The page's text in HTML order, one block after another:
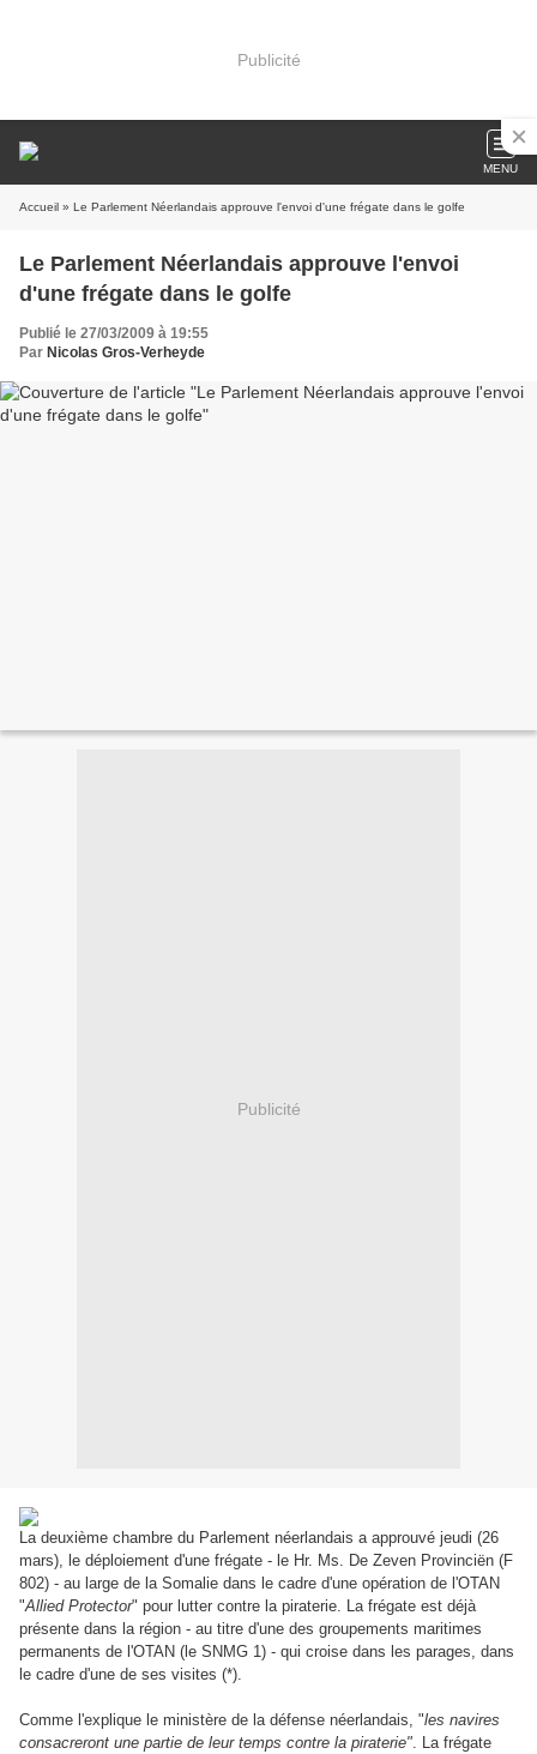
Publicité
MENU
Accueil » Le Parlement Néerlandais approuve l'envoi d'une frégate dans le golfe
Le Parlement Néerlandais approuve l'envoi
d'une frégate dans le golfe
Publié le 27/03/2009 à 19:55
Par Nicolas Gros-Verheyde
Publicité
La deuxième chambre du Parlement néerlandais a approuvé jeudi (26
mars), le déploiement d'une frégate - le Hr. Ms. De Zeven Provinciën (F
802) - au large de la Somalie dans le cadre d'une opération de l'OTAN
"Allied Protector" pour lutter contre la piraterie. La frégate est déjà
présente dans la région - au titre d'une des groupements maritimes
permanents de l'OTAN (le SNMG 1) - qui croise dans les parages, dans
le cadre d'une de ses visites (*).
Comme l'explique le ministère de la défense néerlandais, "les navires
consacreront une partie de leur temps contre la piraterie". La frégate